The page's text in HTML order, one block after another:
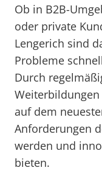
Ob in B2B-
oder private
Lengerich sind
Probleme
Durch
auf dem
Anforderungen
werden und
bieten.